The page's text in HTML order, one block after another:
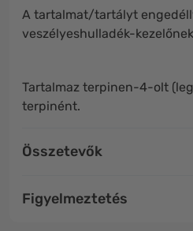
A tartalmat/tartályt
veszélyeshulladék-
Tartalmaz terpinen-4-olt
terpinént.
Összetevők
Figyelmeztetés